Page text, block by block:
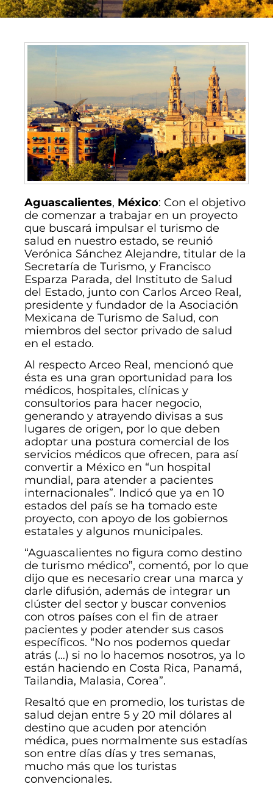
Aguascalientes, México: Con el objetivo
de comenzar a trabajar en un proyecto
que buscará impulsar el turismo de
salud en nuestro estado, se reunió
Verónica Sánchez Alejandre, titular de la
Secretaría de Turismo, y Francisco
Esparza Parada, del Instituto de Salud
del Estado, junto con Carlos Arceo Real,
presidente y fundador de la Asociación
Mexicana de Turismo de Salud, con
miembros del sector privado de salud
en el estado.
Al respecto Arceo Real, mencionó que
ésta es una gran oportunidad para los
médicos, hospitales, clínicas y
consultorios para hacer negocio,
generando y atrayendo divisas a sus
lugares de origen, por lo que deben
adoptar una postura comercial de los
servicios médicos que ofrecen, para así
convertir a México en “un hospital
mundial, para atender a pacientes
internacionales”. Indicó que ya en 10
estados del país se ha tomado este
proyecto, con apoyo de los gobiernos
estatales y algunos municipales.
“Aguascalientes no figura como destino
de turismo médico”, comentó, por lo que
dijo que es necesario crear una marca y
darle difusión, además de integrar un
clúster del sector y buscar convenios
con otros países con el fin de atraer
pacientes y poder atender sus casos
específicos. “No nos podemos quedar
atrás (…) si no lo hacemos nosotros, ya lo
están haciendo en Costa Rica, Panamá,
Tailandia, Malasia, Corea”.
Resaltó que en promedio, los turistas de
salud dejan entre 5 y 20 mil dólares al
destino que acuden por atención
médica, pues normalmente sus estadías
son entre días días y tres semanas,
mucho más que los turistas
convencionales.